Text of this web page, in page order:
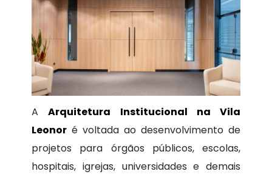
AArquitetura Institucional na Vila
Leonor é voltada ao desenvolvimento de
projetos para órgãos públicos, escolas,
hospitais, igrejas, universidades e demais